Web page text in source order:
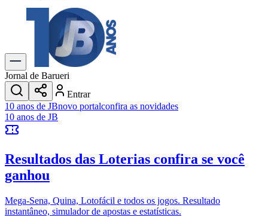
Explore Tudo
Últimas Notícias
Previsão do Tempo
Trânsito e Rotas
Dia a Dia & Lazer
Transportes
Gastronomia
Cinema & Shows
JogosNovo
Anuncie no Portal
Cadastrar Empresa
Divulgar Vagas
Política
Jornal de Barueri
Entrar
10 anos de JBnovo portalconfira as novidades
10 anos de JB
Resultados das Loterias confira se você
ganhou
Mega-Sena, Quina, Lotofácil e todos os jogos. Resultado
instantâneo, simulador de apostas e estatísticas.